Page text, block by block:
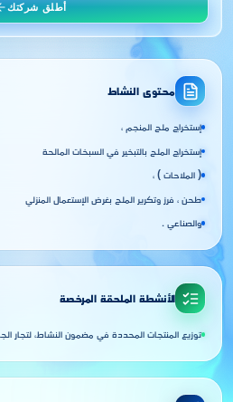
أطلق شركتك
محتوى النشاط
إستخراج ملح المنجم ،
إستخراج الملح بالتبخير في السبخات المالحة
( الملاحات ) ،
طحن ، فرز وتكرير الملح بغرض الإستعمال المنزلي
والصناعي .
الأنشطة الملحقة المرخصة
توزيع المنتجات المحددة في مضمون النشاط، لتجار